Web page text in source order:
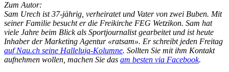
Zum Autor:
Sam Urech ist 37-jährig, verheiratet und Vater von zwei Buben. Mit
seiner Familie besucht er die Freikirche FEG Wetzikon. Sam hat
viele Jahre beim Blick als Sportjournalist gearbeitet und ist heute
Inhaber der Marketing Agentur «ratsam». Er schreibt jeden Freitag
auf Nau.ch seine Halleluja-Kolumne. Sollten Sie mit ihm Kontakt
aufnehmen wollen, machen Sie das am besten via Facebook.